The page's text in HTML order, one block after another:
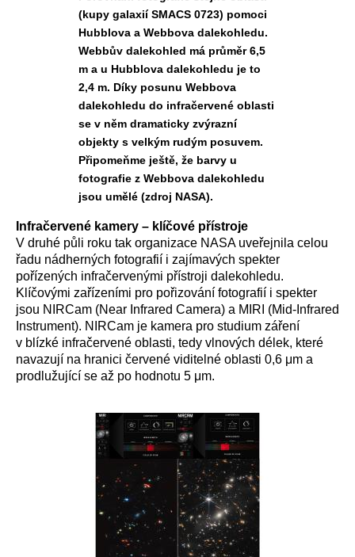
(kupy galaxií SMACS 0723) pomoci
Hubblova a Webbova dalekohledu.
Webbův dalekohled má průměr 6,5
m a u Hubblova dalekohledu je to
2,4 m. Díky posunu Webbova
dalekohledu do infračervené oblasti
se v něm dramaticky zvýrazní
objekty s velkým rudým posuvem.
Připomeňme ještě, že barvy u
fotografie z Webbova dalekohledu
jsou umělé (zdroj NASA).
Infračervené kamery – klíčové přístroje
V druhé půli roku tak organizace NASA uveřejnila celou
řadu nádherných fotografií i zajímavých spekter
pořízených infračervenými přístroji dalekohledu.
Klíčovými zařízeními pro pořizování fotografií i spekter
jsou NIRCam (Near Infrared Camera) a MIRI (Mid-Infrared
Instrument). NIRCam je kamera pro studium záření
v blízké infračervené oblasti, tedy vlnových délek, které
navazují na hranici červené viditelné oblasti 0,6 μm a
prodlužující se až po hodnotu 5 μm.